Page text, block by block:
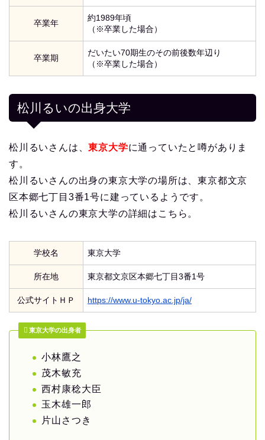
卒業年
約1989年頃
（※卒業した場合）
卒業期
だいたい70期生のその前後数年辺り
（※卒業した場合）
松川るいの出身大学
松川るいさんは、東京大学に通っていたと噂がありま
す。
松川るいさんの出身の東京大学の場所は、東京都文京
区本郷七丁目3番1号に建っているようです。
松川るいさんの東京大学の詳細はこちら。
学校名 東京大学
所在地 東京都文京区本郷七丁目3番1号
公式サイトＨＰ https://www.u-tokyo.ac.jp/ja/
東京大学の出身者
小林鷹之
茂木敏充
西村康稔大臣
玉木雄一郎
片山さつき